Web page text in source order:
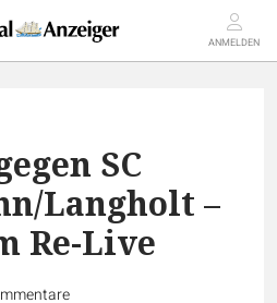
ANMELDEN
SC
Langholt –
Re-Live